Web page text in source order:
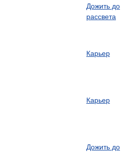
Дожить до
рассвета
Карьер
Карьер
Дожить до